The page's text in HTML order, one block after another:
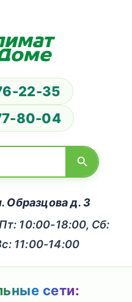
22-35
80-04
Образцова д. 3
10:00-18:00, Сб:
11:00-14:00
сети: